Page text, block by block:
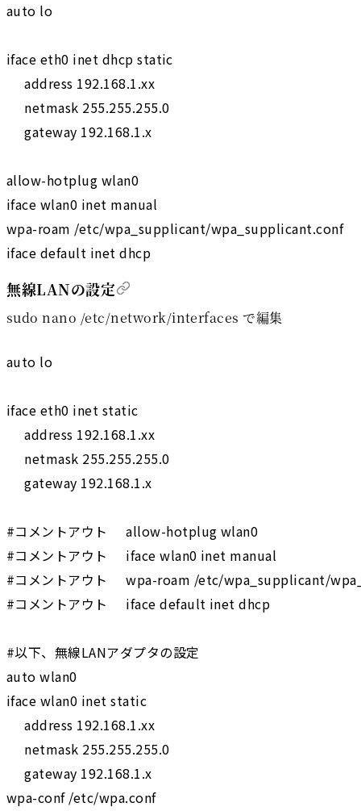
auto lo
iface eth0 inet dhcp static
     address 192.168.1.xx
     netmask 255.255.255.0
     gateway 192.168.1.x
allow-hotplug wlan0
iface wlan0 inet manual
wpa-roam /etc/wpa_supplicant/wpa_supplicant.conf
無線LANの設定
sudo nano /etc/network/interfaces で編集
auto lo
iface eth0 inet static
     address 192.168.1.xx
     netmask 255.255.255.0
     gateway 192.168.1.x
#コメントアウト     allow-hotplug wlan0
#コメントアウト     iface wlan0 inet manual
#コメントアウト     wpa-roam /etc/wpa_supplicant/
#コメントアウト     iface default inet dhcp
#以下、無線LANアダプタの設定
auto wlan0
iface wlan0 inet static
     address 192.168.1.xx
     netmask 255.255.255.0
     gateway 192.168.1.x
wpa-conf /etc/wpa.conf